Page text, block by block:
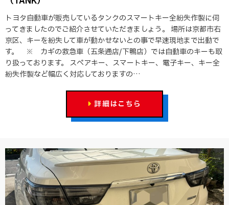
トヨタ自動車が販売しているタンクのスマートキー全紛失作製に伺
ってきましたのでご紹介させていただきましょう。 場所は京都市右
京区、キーを紛失して車が動かせないとの事で早速現地まで出動で
す。 ※ カギの救急車（五条通店/下鴨店）では自動車のキーも取
り扱っております。 スペアキー、スマートキー、電子キー、キー全
紛失作製など幅広く対応しておりますの…
詳細はこちら